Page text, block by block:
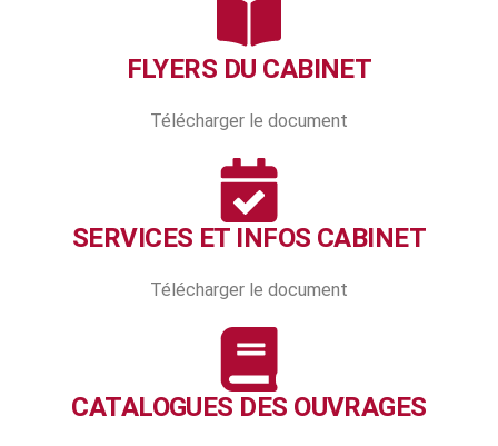
FLYERS DU CABINET
Télécharger le document
SERVICES ET INFOS CABINET
Télécharger le document
CATALOGUES DES OUVRAGES